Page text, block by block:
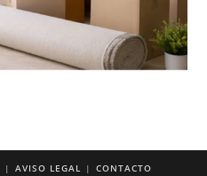
AVISO LEGAL CONTACTO